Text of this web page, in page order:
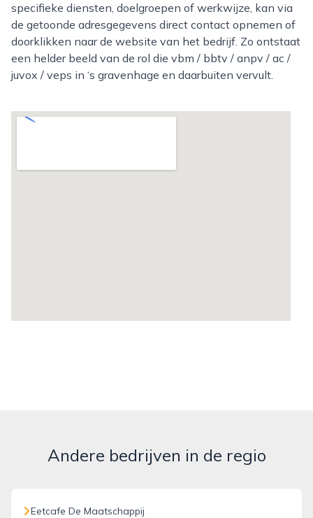
specifieke diensten, doelgroepen of werkwijze, kan via
de getoonde adresgegevens direct contact opnemen of
doorklikken naar de website van het bedrijf. Zo ontstaat
een helder beeld van de rol die vbm / bbtv / anpv / ac /
juvox / veps in ‘s gravenhage en daarbuiten vervult.
Andere bedrijven in de regio
Eetcafe De Maatschappij